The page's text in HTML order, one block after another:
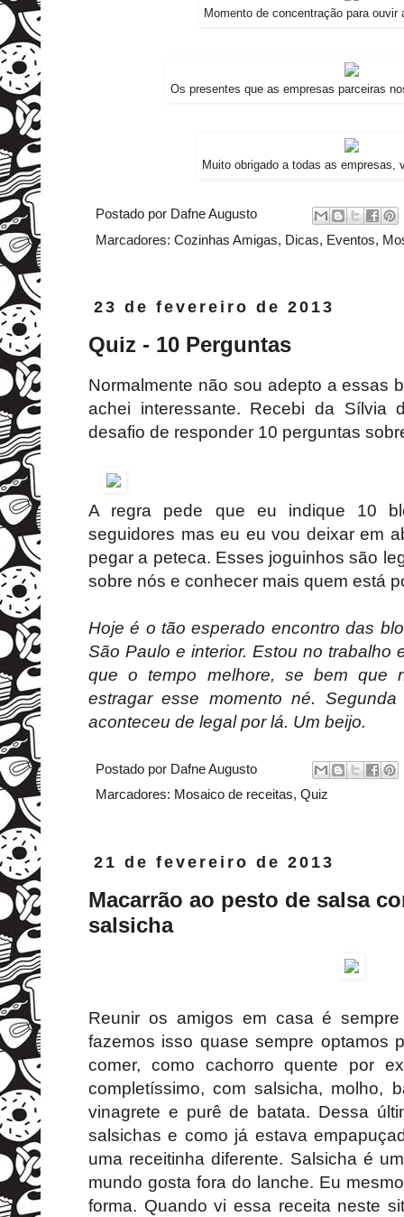
Momento de concentração para ouvir
Os presentes que as empresas parceiras
Muito obrigado a todas as empresas,
Postado por Dafne Augusto
Marcadores: Cozinhas Amigas, Dicas, Eventos,
23 de fevereiro de 2013
Quiz - 10 Perguntas
Normalmente não sou adepto a essas
achei interessante. Recebi da Sílvia
desafio de responder 10 perguntas
A regra pede que eu indique 10
seguidores mas eu eu vou deixar em
pegar a peteca. Esses joguinhos são
sobre nós e conhecer mais quem está
Hoje é o tão esperado encontro das
São Paulo e interior. Estou no trabalho
que o tempo melhore, se bem que
estragar esse momento né.
aconteceu de legal por lá. Um beijo.
Postado por Dafne Augusto
Marcadores: Mosaico de receitas, Quiz
21 de fevereiro de 2013
Macarrão ao pesto de salsa
salsicha
Reunir os amigos em casa é
fazemos isso quase sempre optamos
comer, como cachorro quente por
completíssimo, com salsicha, molho,
vinagrete e purê de batata. Dessa
salsichas e como já estava
uma receitinha diferente. Salsicha é
mundo gosta fora do lanche. Eu
forma. Quando vi essa receita neste